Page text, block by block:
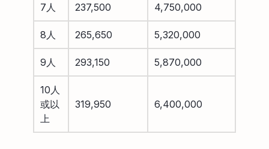
7人 237,500 4,750,000
8人 265,650 5,320,000
9人 293,150 5,870,000
10人
或以
上
319,950 6,400,000